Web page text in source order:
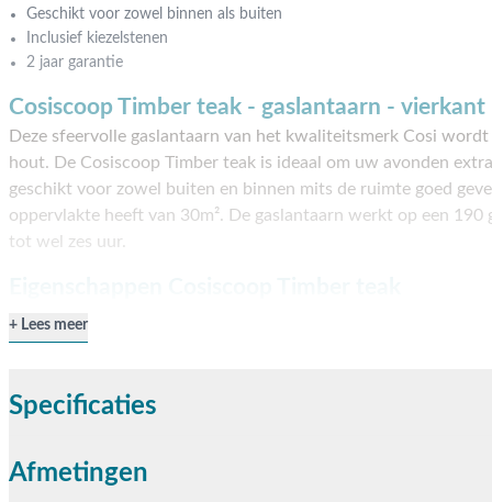
Geschikt voor zowel binnen als buiten
Inclusief kiezelstenen
2 jaar garantie
Cosiscoop Timber teak - gaslantaarn - vierkant
Deze sfeervolle gaslantaarn van het kwaliteitsmerk Cosi
hout. De Cosiscoop Timber teak is ideaal om uw avonden
geschikt voor zowel buiten en binnen mits de ruimte goed
oppervlakte heeft van 30m². De gaslantaarn werkt op een 190
tot wel zes uur.
De Cosiscoop Timber teak is eenvoudig te doven met behulp
Wanneer u de Cosiscoop Timber teak weer aan wilt steken
gascartouche aanschaft die voorzien is van een gas-stop-
Timber teak gaslantaarn het contact met de gascartouche
Lees meer
Specificaties
Afmetingen